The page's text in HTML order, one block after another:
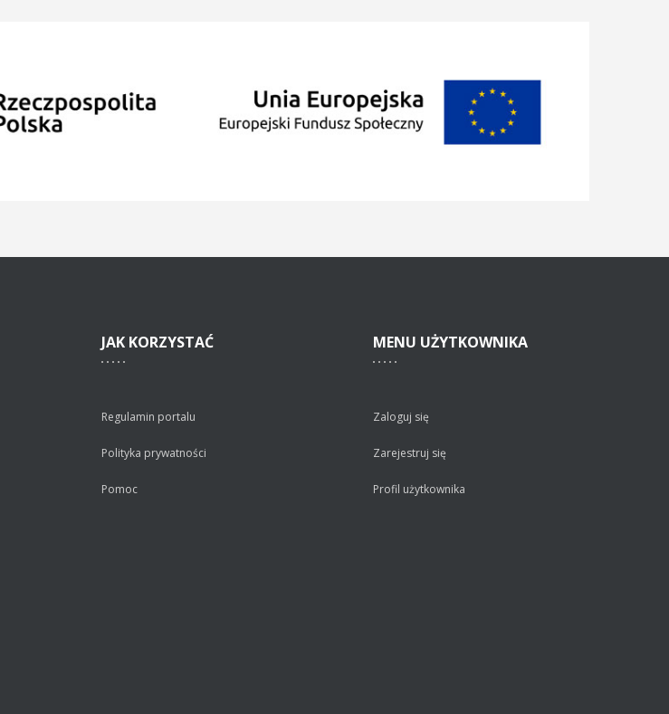
JAK KORZYSTAĆ
Regulamin portalu
Polityka prywatności
Pomoc
MENU UŻYTKOWNIKA
Zaloguj się
Zarejestruj się
Profil użytkownika